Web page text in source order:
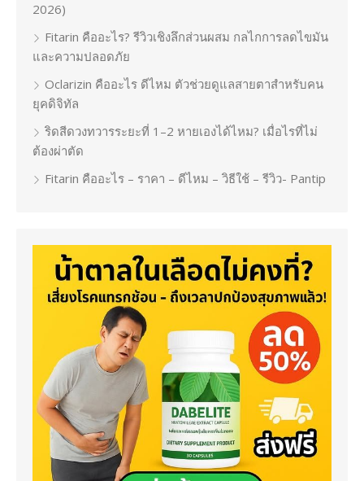
2026)
Fitarin คืออะไร? รีวิวเชิงลึกส่วนผสม กลไกการลดไขมัน
และความปลอดภัย
Oclarizin คืออะไร ดีไหม ตัวช่วยดูแลสายตาสำหรับคน
ยุคดิจิทัล
ริดสีดวงทวารระยะที่ 1–2 หายเองได้ไหม? เมื่อไรที่ไม่
ต้องผ่าตัด
Fitarin คืออะไร – ราคา – ดีไหม – วิธีใช้ – รีวิว- Pantip